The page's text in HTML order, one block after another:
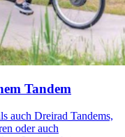
Tandem
auch Dreirad Tandems,
oder auch